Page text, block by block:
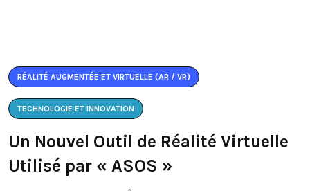
RÉALITÉ AUGMENTÉE ET VIRTUELLE (AR / VR)
TECHNOLOGIE ET INNOVATION
Un Nouvel Outil de Réalité Virtuelle
Utilisé par « ASOS »